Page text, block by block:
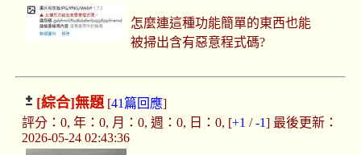
怎麼連這種功能簡單的東西也能
被掃出含有惡意程式碼?
[綜合]無題[41篇回應]
評分：0, 年：0, 月：0, 週：0, 日：0, [+1 /-1] 最後更新：
2026-05-24 02:43:36